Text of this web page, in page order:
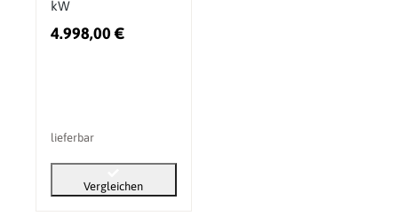
kW
4.998,00 €
lieferbar
Vergleichen